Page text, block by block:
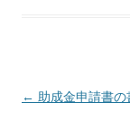
投
← 助成金申請書の